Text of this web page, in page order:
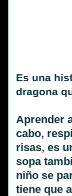
Es una
dragona
Aprender
cabo,
risas, es
sopa
niño se
tiene que